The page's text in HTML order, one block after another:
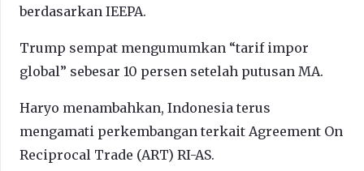
berdasarkan IEEPA.
Trump sempat mengumumkan “tarif impor
global” sebesar 10 persen setelah putusan MA.
Haryo menambahkan, Indonesia terus
mengamati perkembangan terkait Agreement On
Reciprocal Trade (ART) RI-AS.